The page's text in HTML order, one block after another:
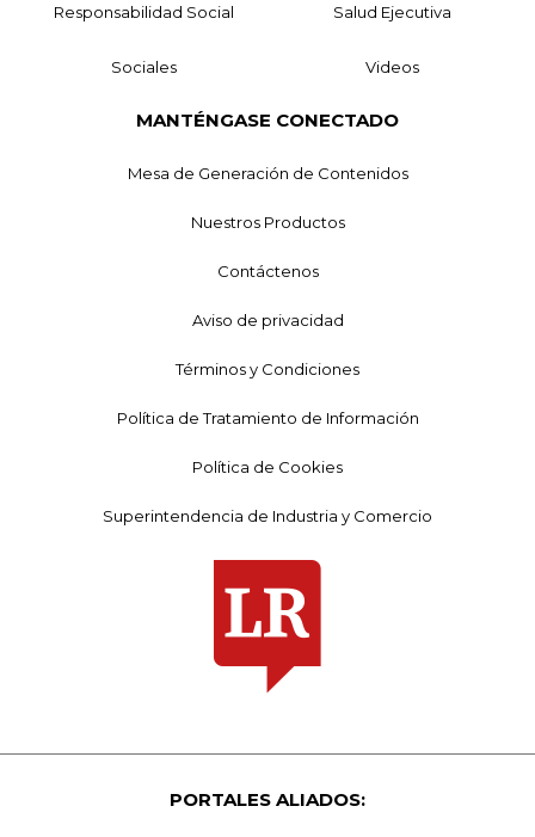
Responsabilidad Social Salud Ejecutiva
Sociales Videos
MANTÉNGASE CONECTADO
Mesa de Generación de Contenidos
Nuestros Productos
Contáctenos
Aviso de privacidad
Términos y Condiciones
Política de Tratamiento de Información
Política de Cookies
Superintendencia de Industria y Comercio
PORTALES ALIADOS: